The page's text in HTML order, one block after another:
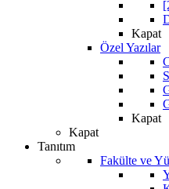
Kapat
Özel Yazılar
Kapat
Kapat
Tanıtım
Fakülte ve